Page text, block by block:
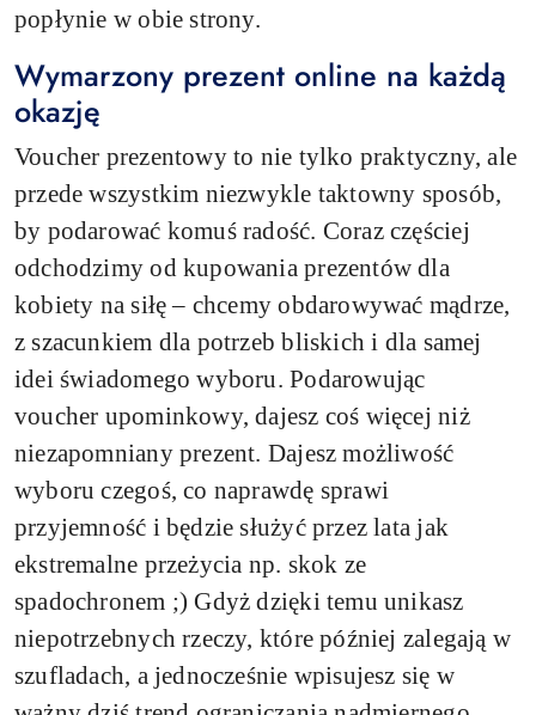
popłynie w obie strony.
Wymarzony prezent online na każdą
okazję
Voucher prezentowy to nie tylko praktyczny, ale
przede wszystkim niezwykle taktowny sposób,
by podarować komuś radość. Coraz częściej
odchodzimy od kupowania prezentów dla
kobiety na siłę – chcemy obdarowywać mądrze,
z szacunkiem dla potrzeb bliskich i dla samej
idei świadomego wyboru. Podarowując
voucher upominkowy, dajesz coś więcej niż
niezapomniany prezent. Dajesz możliwość
wyboru czegoś, co naprawdę sprawi
przyjemność i będzie służyć przez lata jak
ekstremalne przeżycia np. skok ze
spadochronem ;) Gdyż dzięki temu unikasz
niepotrzebnych rzeczy, które później zalegają w
szufladach, a jednocześnie wpisujesz się w